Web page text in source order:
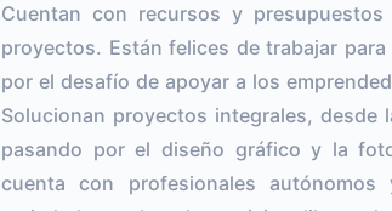
Cuentan con recursos y
proyectos. Están felices de trabajar
por el desafío de apoyar a los
Solucionan proyectos integrales, desde
pasando por el diseño gráfico y la
cuenta con profesionales